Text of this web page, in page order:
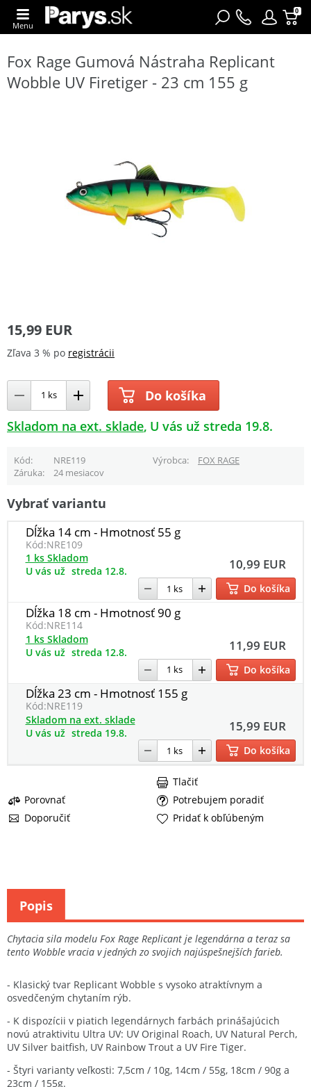
0
Menu
Fox Rage Gumová Nástraha Replicant
Wobble UV Firetiger - 23 cm 155 g
15,99 EUR
Zľava 3 % po registrácii
Do košíka
Skladom na ext. sklade U vás už streda 19.8.
Kód NRE119 Výrobca
FOX RAGE
Záruka
24 mesiacov
Vybrať variantu
Dĺžka 14 cm - Hmotnosť 55 g
Kód:NRE109
10,99 EUR
1 ks Skladom
U vás už streda 12.8.
Do košíka
Dĺžka 18 cm - Hmotnosť 90 g
Kód:NRE114
11,99 EUR
1 ks Skladom
U vás už streda 12.8.
Do košíka
Dĺžka 23 cm - Hmotnosť 155 g
Kód:NRE119
15,99 EUR
Skladom na ext. sklade
U vás už streda 19.8.
Do košíka
Porovnať
Potrebujem poradiť
Doporučiť
Tlačiť
Pridať k obľúbeným
Chytacia sila modelu Fox Rage Replicant je legendárna a teraz sa
tento Wobble vracia v jedných zo svojich najúspešnejších farieb.
- Klasický tvar Replicant Wobble s vysoko atraktívnym a
osvedčeným chytaním rýb.
- K dispozícii v piatich legendárnych farbách prinášajúcich
novú atraktivitu Ultra UV: UV Original Roach, UV Natural Perch,
UV Silver baitfish, UV Rainbow Trout a UV Fire Tiger.
- Štyri varianty veľkosti: 7,5cm / 10g, 14cm / 55g, 18cm / 90g a
23cm / 155g.
Popis